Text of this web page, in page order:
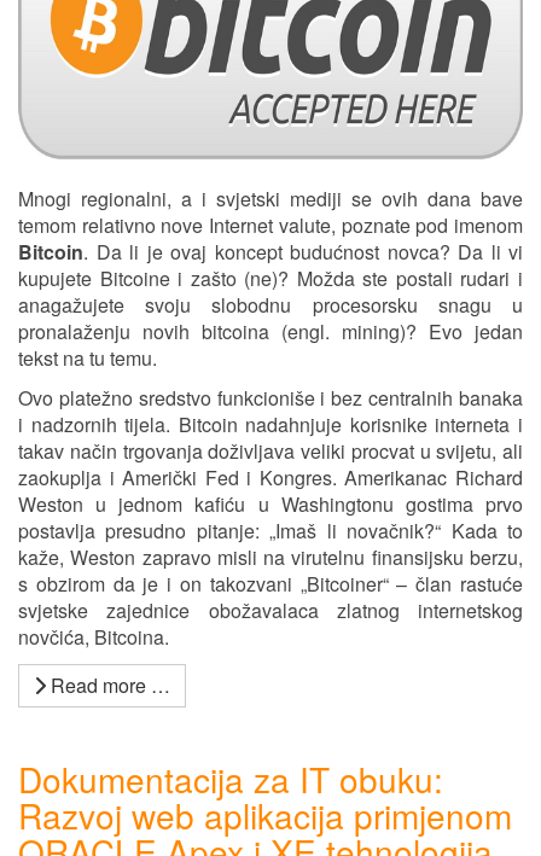
Mnogi regionalni, a i svjetski mediji se ovih dana bave
temom relativno nove Internet valute, poznate pod imenom
Bitcoin. Da li je ovaj koncept budućnost novca? Da li vi
kupujete Bitcoine i zašto (ne)? Možda ste postali rudari i
anagažujete svoju slobodnu procesorsku snagu u
pronalaženju novih bitcoina (engl. mining)? Evo jedan
tekst na tu temu.
Ovo platežno sredstvo funkcioniše i bez centralnih banaka
i nadzornih tijela. Bitcoin nadahnjuje korisnike interneta i
takav način trgovanja doživljava veliki procvat u svijetu, ali
zaokuplja i Američki Fed i Kongres. Amerikanac Richard
Weston u jednom kafiću u Washingtonu gostima prvo
postavlja presudno pitanje: „Imaš li novačnik?“ Kada to
kaže, Weston zapravo misli na virutelnu finansijsku berzu,
s obzirom da je i on takozvani „Bitcoiner“ – član rastuće
svjetske zajednice obožavalaca zlatnog internetskog
novčića, Bitcoina.
Read more …
Dokumentacija za IT obuku:
Razvoj web aplikacija primjenom